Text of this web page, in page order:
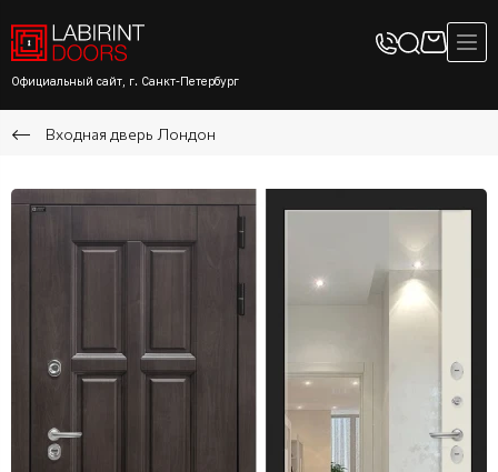
Официальный сайт, г. Санкт-Петербург
Входная дверь Лондон